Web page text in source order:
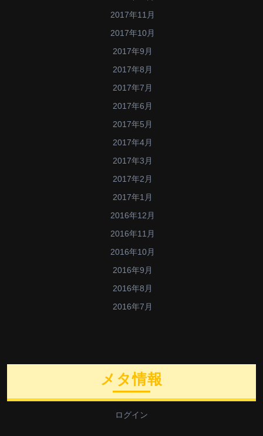
2017年11月
2017年10月
2017年9月
2017年8月
2017年7月
2017年6月
2017年5月
2017年4月
2017年3月
2017年2月
2017年1月
2016年12月
2016年11月
2016年10月
2016年9月
2016年8月
2016年7月
メタ情報
ログイン